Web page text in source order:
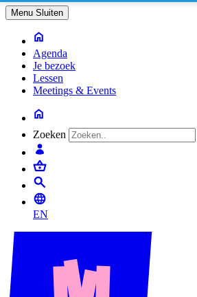
Menu Sluiten
Agenda
Je bezoek
Lessen
Meetings & Events
Zoeken
EN